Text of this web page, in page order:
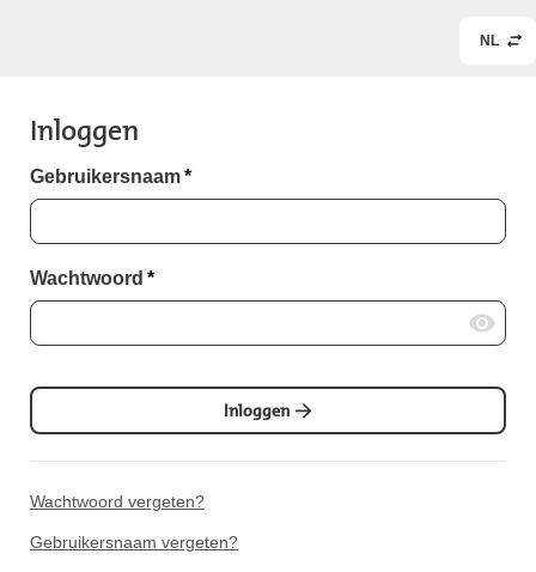
NL
Inloggen
Gebruikersnaam*
Wachtwoord *
Inloggen
Wachtwoord vergeten?
Gebruikersnaam vergeten?